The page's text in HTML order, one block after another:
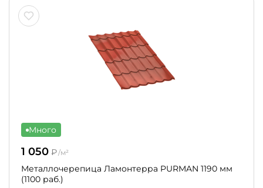
Много
1 050 ₽/м²
Металлочерепица Ламонтерра PURMAN 1190 мм
(1100 раб.)